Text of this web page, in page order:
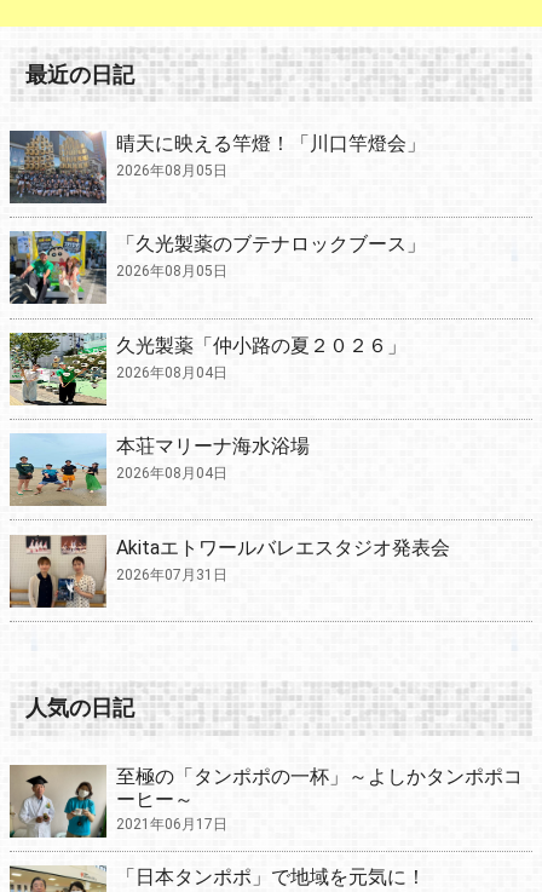
最近の日記
晴天に映える竿燈！「川口竿燈会」
2026年08月05日
「久光製薬のブテナロックブース」
2026年08月05日
久光製薬「仲小路の夏２０２６」
2026年08月04日
本荘マリーナ海水浴場
2026年08月04日
Akitaエトワールバレエスタジオ発表会
2026年07月31日
人気の日記
至極の「タンポポの一杯」～よしかタンポポコ
ーヒー～
2021年06月17日
「日本タンポポ」で地域を元気に！